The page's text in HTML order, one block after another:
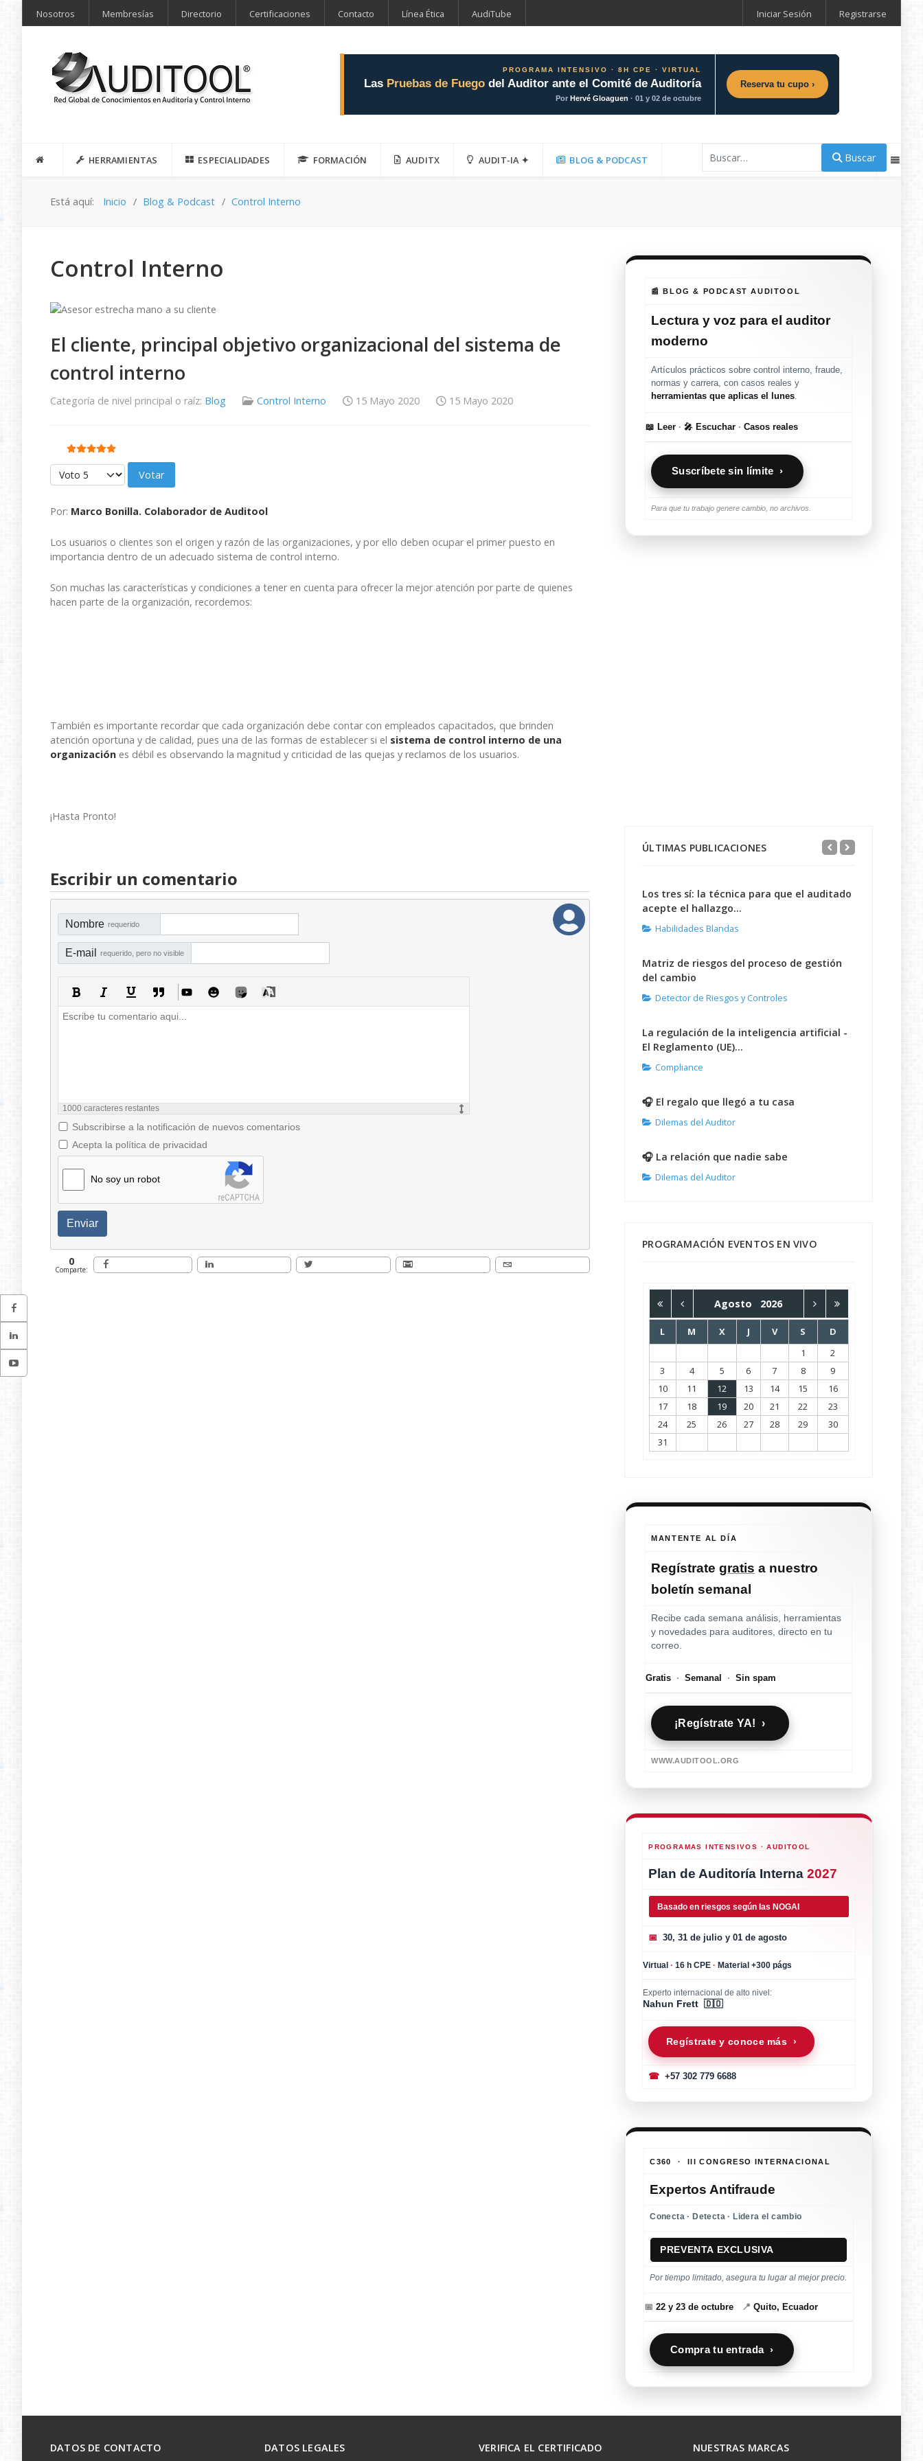
Nosotros Membresías Directorio Certificaciones Contacto Línea Ética AudiTube Iniciar Sesión Registrarse
PROGRAMA INTENSIVO · 8H CPE · VIRTUAL
Las Pruebas de Fuego del Auditor ante el Comité de Auditoría
PorHervé Gloaguen · 01 y 02 de octubre
Reserva tu cupo ›
HERRAMIENTAS ESPECIALIDADES FORMACIÓN AUDITX AUDIT-IA ✦ BLOG & PODCAST Buscar
Está aquí: Inicio Blog & Podcast Control Interno
Control Interno
El cliente, principal objetivo organizacional del sistema de
control interno
Categoría de nivel principal o raíz: Blog Control Interno 15 Mayo 2020 15 Mayo 2020
Ratio:5/5
Por favor, vote
Por: Marco Bonilla. Colaborador de Auditool
Los usuarios o clientes son el origen y razón de las organizaciones, y por ello deben ocupar el primer puesto en
importancia dentro de un adecuado sistema de control interno.
Son muchas las características y condiciones a tener en cuenta para ofrecer la mejor atención por parte de quienes
hacen parte de la organización, recordemos:
También es importante recordar que cada organización debe contar con empleados capacitados, que brinden
atención oportuna y de calidad, pues una de las formas de establecer si el sistema de control interno de una
organización es débil es observando la magnitud y criticidad de las quejas y reclamos de los usuarios.
¡Hasta Pronto!
Escribir un comentario
Nombre requerido
E-mail requerido, pero no visible
1000 caracteres restantes
Subscribirse a la notificación de nuevos comentarios
Acepta la política de privacidad
No soy un robot
Enviar
0
Comparte:
📰 BLOG & PODCAST AUDITOOL
Lectura y voz para el auditor
moderno
Artículos prácticos sobre control interno, fraude,
normas y carrera, con casos reales y
herramientas que aplicas el lunes
📖 Leer · 🎤 Escuchar · Casos reales
Suscríbete sin límite ›
Para que tu trabajo genere cambio, no archivos.
ÚLTIMAS PUBLICACIONES
Los tres sí: la técnica para que el auditado
acepte el hallazgo...
Habilidades Blandas
Matriz de riesgos del proceso de gestión
del cambio
Detector de Riesgos y Controles
La regulación de la inteligencia artificial -
El Reglamento (UE)...
Compliance
🎧 El regalo que llegó a tu casa
Dilemas del Auditor
🎧 La relación que nadie sabe
Dilemas del Auditor
PROGRAMACIÓN EVENTOS EN VIVO
Agosto 2026
L M X J V S
D
1
2
3
4 5 6 7 8
9
10
11 12 13 14 15
16
17
18 19 20 21 22
23
24
25 26 27 28 29
30
31
MANTENTE AL DÍA
Regístrategratis a nuestro
boletín semanal
Recibe cada semana análisis, herramientas
y novedades para auditores, directo en tu
correo.
Gratis · Semanal · Sin spam
¡Regístrate YA! ›
WWW.AUDITOOL.ORG
PROGRAMAS INTENSIVOS · AUDITOOL
Plan de Auditoría Interna2027
Basado en riesgos según las NOGAI
📅 30, 31 de julio y 01 de agosto
Virtual· 16 h CPE· Material +300 págs
Experto internacional de alto nivel:
Nahun Frett 🇩🇴
Regístrate y conoce más ›
☎ +57 302 779 6688
C360 · III CONGRESO INTERNACIONAL
Expertos Antifraude
Conecta · Detecta · Lidera el cambio
PREVENTA EXCLUSIVA
Por tiempo limitado, asegura tu lugar al mejor precio.
📅 22 y 23 de octubre 📍 Quito, Ecuador
Compra tu entrada ›
DATOS DE CONTACTO DATOS LEGALES VERIFICA EL CERTIFICADO NUESTRAS MARCAS